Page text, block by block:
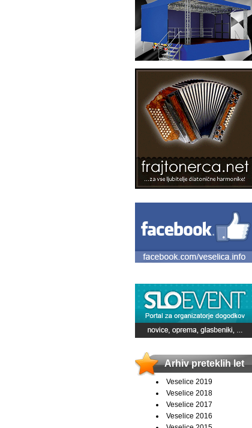
Arhiv preteklih let
Veselice 2019
Veselice 2018
Veselice 2017
Veselice 2016